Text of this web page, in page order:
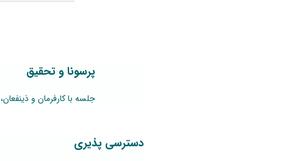
پرسونا و تحقیق
جلسه با کارفرمان و
دسترسی پذیری